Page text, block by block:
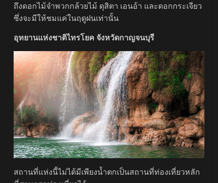
ถึงดอกไม้จำพวกกล้วยไม้ ดุสิตา เอนอ้า และดอกกระเจียว
ซึ่งจะมีให้ชมแค่ในฤดูฝนเท่านั้น
อุทยานแห่งชาติไทรโยค จังหวัดกาญจนบุรี
สถานที่แห่งนี้ไม่ได้มีเพียงน้ำตกเป็นสถานที่ท่องเที่ยวหลัก